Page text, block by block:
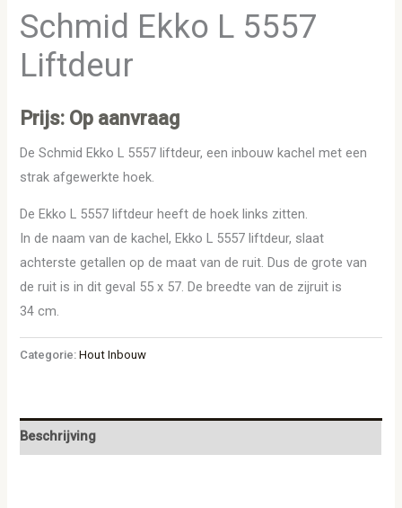
Schmid Ekko L 5557
Liftdeur
Prijs: Op aanvraag
De Schmid Ekko L 5557 liftdeur, een inbouw kachel met een
strak afgewerkte hoek.
De Ekko L 5557 liftdeur heeft de hoek links zitten.
In de naam van de kachel, Ekko L 5557 liftdeur, slaat
achterste getallen op de maat van de ruit. Dus de grote van
de ruit is in dit geval 55 x 57. De breedte van de zijruit is
34 cm.
Categorie:Hout Inbouw
Beschrijving